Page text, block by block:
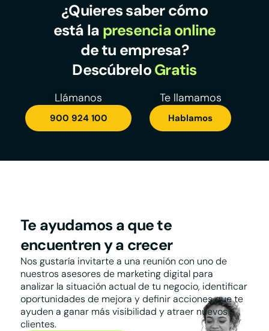
¿Quieres saber cómo
está la presencia online
de tu empresa?
DescúbreloGratis
Llámanos
900 924 100
Te llamamos
Hablamos
Te ayudamos a que te
encuentren y a crecer
Nos gustaría invitarte a una reunión con uno de
nuestros asesores de marketing digital para
analizar la situación actual de tu negocio, identificar
oportunidades de mejora y definir acciones que te
ayuden a ganar más visibilidad y atraer nuevos
clientes.